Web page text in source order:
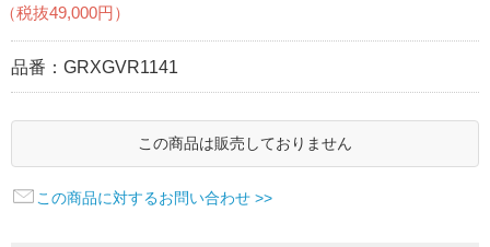
（税抜49,000円）
品番： GRXGVR1141
この商品は販売しておりません
この商品に対するお問い合わせ >>